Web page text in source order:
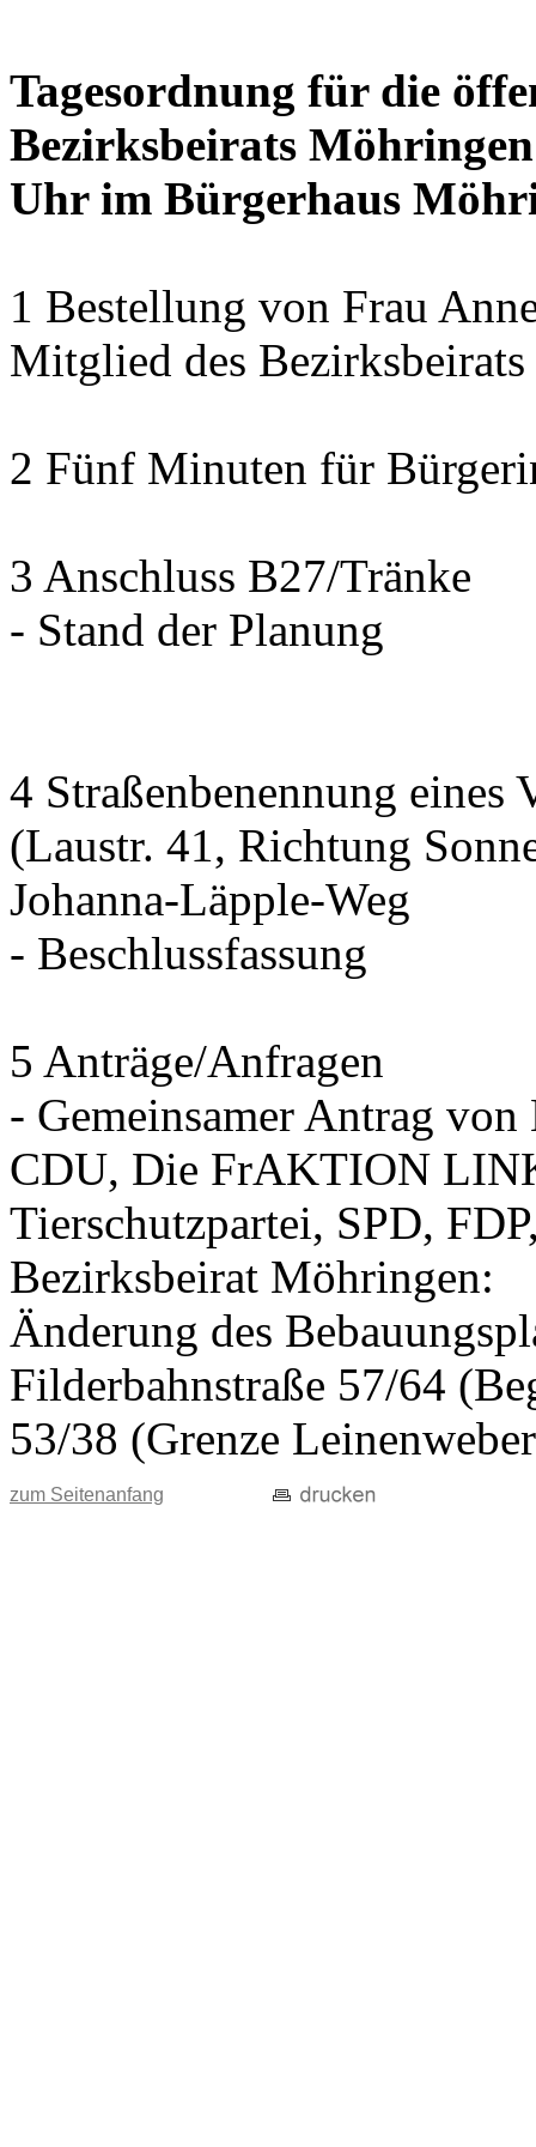
Tagesordnung für die
Bezirksbeirats
Uhr im Bürgerhaus
1 Bestellung von Frau
Mitglied des
2 Fünf Minuten für
3 Anschluss B27/Tränke
- Stand der Planung
4 Straßenbenennung eines
(Laustr. 41, Richtung
Johanna-Läpple-Weg
- Beschlussfassung
5 Anträge/Anfragen
- Gemeinsamer Antrag
CDU, Die FrAKTION
Tierschutzpartei, SPD,
Bezirksbeirat Möhringen:
Änderung des
Filderbahnstraße 57/64
53/38 (Grenze
zum Seitenanfang